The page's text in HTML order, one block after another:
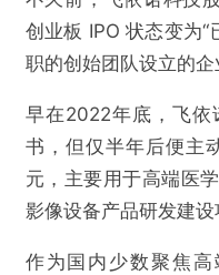
创业板 IPO 状态变为“
职的创始团队设立的企
早在2022年底，飞依
书，但仅半年后便主
元，主要用于高端医
影像设备产品研发建设
作为国内少数聚焦